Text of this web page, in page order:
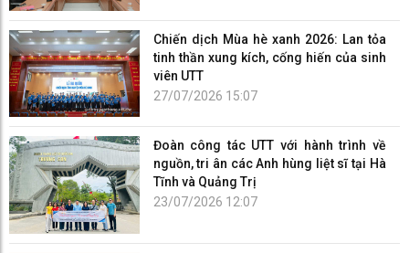
Chiến dịch Mùa hè xanh 2026: Lan tỏa
tinh thần xung kích, cống hiến của sinh
viên UTT
27/07/2026 15:07
Đoàn công tác UTT với hành trình về
nguồn, tri ân các Anh hùng liệt sĩ tại Hà
Tĩnh và Quảng Trị
23/07/2026 12:07